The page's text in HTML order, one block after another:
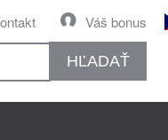
Váš bonus
HĽADAŤ